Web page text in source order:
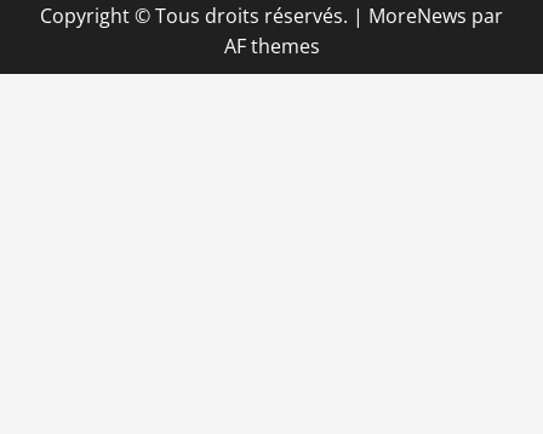
Copyright © Tous droits réservés. | MoreNews par
AF themes